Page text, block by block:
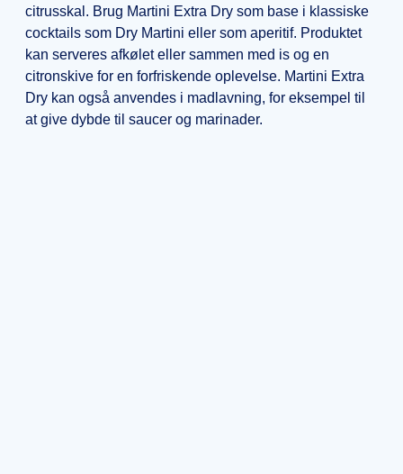
citrusskal. Brug Martini Extra Dry som base i klassiske
cocktails som Dry Martini eller som aperitif. Produktet
kan serveres afkølet eller sammen med is og en
citronskive for en forfriskende oplevelse. Martini Extra
Dry kan også anvendes i madlavning, for eksempel til
at give dybde til saucer og marinader.